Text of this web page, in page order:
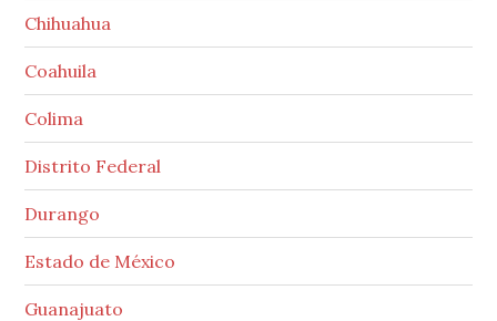
Chihuahua
Coahuila
Colima
Distrito Federal
Durango
Estado de México
Guanajuato